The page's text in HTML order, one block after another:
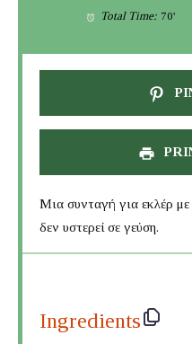
Total Time: 70'
Μια συνταγή για εκλέρ με
δεν υστερεί σε γεύση.
Ingredients